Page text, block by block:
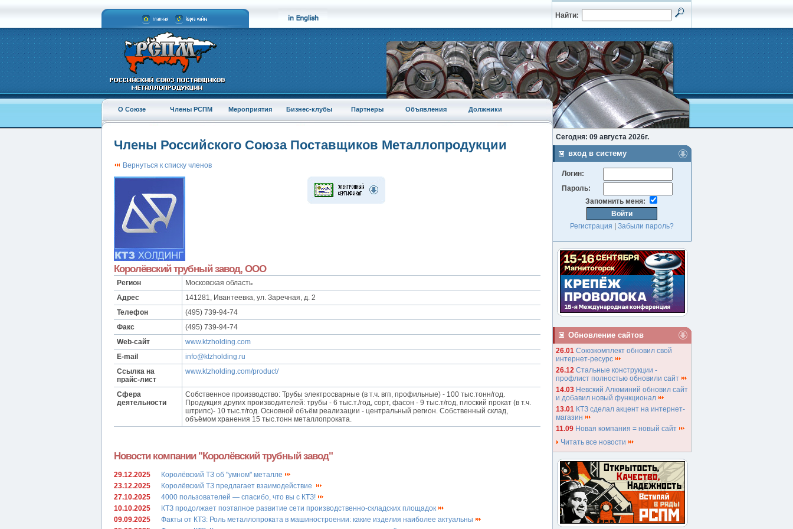
Найти:
О Союзе Члены РСПМ Мероприятия Бизнес-клубы Партнеры Объявления Должники
Члены Российского Союза Поставщиков Металлопродукции
Вернуться к списку членов
Королёвский трубный завод, ООО
Регион
Московская область
Адрес
141281, Ивантеевка, ул. Заречная, д. 2
Телефон
(495) 739-94-74
Факс
(495) 739-94-74
Web-сайт
www.ktzholding.com
E-mail
info@ktzholding.ru
Ссылка на
прайс-лист
www.ktzholding.com/product/
Сфера
деятельности
Собственное производство: Трубы электросварные (в т.ч. вгп, профильные) - 100 тыс.тонн/год.
Продукция других производителей: трубы - 6 тыс.т./год, сорт, фасон - 9 тыс.т/год, плоский прокат (в т.ч.
штрипс)- 10 тыс.т/год. Основной объём реализации - центральный регион. Собственный склад,
объёмом хранения 15 тыс.тонн металлопроката.
Новости компании "Королёвский трубный завод"
29.12.2025
Королёвский ТЗ об "умном" металле
23.12.2025
Королёвский ТЗ предлагает взаимодействие
27.10.2025
4000 пользователей — спасибо, что вы с КТЗ!
10.10.2025
КТЗ продолжает поэтапное развитие сети производственно-складских площадок
09.09.2025
Факты от КТЗ: Роль металлопроката в машиностроении: какие изделия наиболее актуальны
Сегодня: 09 августа 2026г.
вход в систему
Логин:
Пароль:
Запомнить меня:
Регистрация Забыли пароль?
Обновление сайтов
26.01 Союзкомплект обновил свой
интернет-ресурс
26.12 Стальные конструкции -
профлист полностью обновили сайт
14.03 Невский Алюминий обновил сайт
и добавил новый функционал
13.01 КТЗ сделал акцент на интернет-
магазин
11.09 Новая компания = новый сайт
Читать все новости